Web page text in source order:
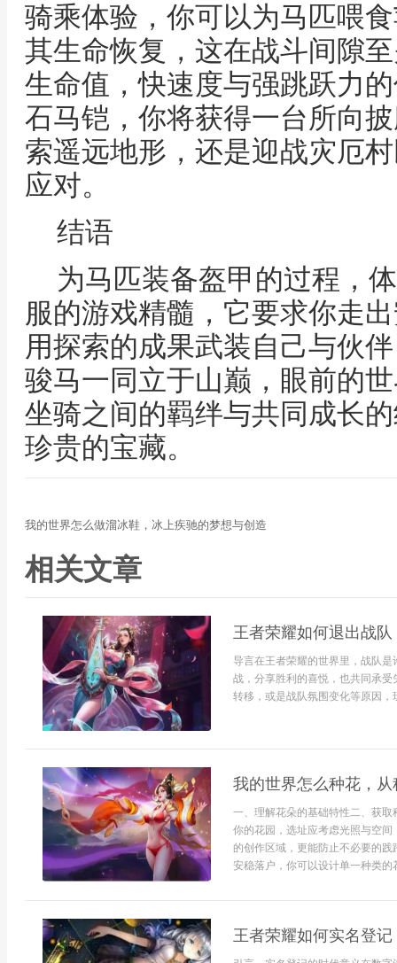
骑乘体验，你可以为马匹喂
其生命恢复，这在战斗间隙
生命值，快速度与强跳跃力
石马铠，你将获得一台所向
索遥远地形，还是迎战灾厄
应对。
结语
为马匹装备盔甲的过程，
服的游戏精髓，它要求你走
用探索的成果武装自己与伙
骏马一同立于山巅，眼前的
坐骑之间的羁绊与共同成长
珍贵的宝藏。
我的世界怎么做溜冰鞋，冰上疾驰的梦想与创造
相关文章
王者荣耀如何退出战
导言在王者荣耀的世界里，战队
战，分享胜利的喜悦，也共同承
转移，或是战队氛围变化等原因
我的世界怎么种花，
一、理解花朵的基础特性二、获
你的花园，选址应考虑光照与空
的创作区域，更能防止不必要的
安稳落户，你可以设计单一种类
王者荣耀如何实名登